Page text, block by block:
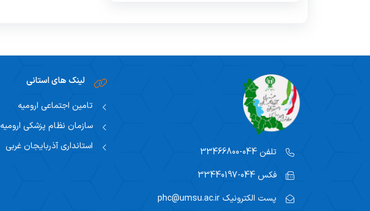
عوامل اجرایی پسماندها
کهاب
شرکت های ارائه دهنده خدمات بهداشت
حرفه ای
لیست پزشکان دارای مجوز سلامت
تلفن 044-33466800
فکس 044-33440197
پست الکترونیک phc@umsu.ac.ir
لینک های استانی
تامین اجتماعی ارومیه
سازمان نظام پزشکی ارومیه
استانداری آذربایجان غربی